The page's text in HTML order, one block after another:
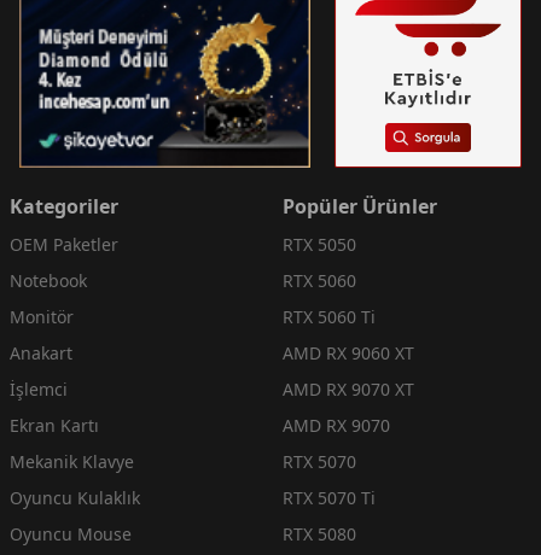
Kategoriler
OEM Paketler
Notebook
Monitör
Anakart
İşlemci
Ekran Kartı
Mekanik Klavye
Oyuncu Kulaklık
Oyuncu Mouse
Popüler Ürünler
RTX 5050
RTX 5060
RTX 5060 Ti
AMD RX 9060 XT
AMD RX 9070 XT
AMD RX 9070
RTX 5070
RTX 5070 Ti
RTX 5080